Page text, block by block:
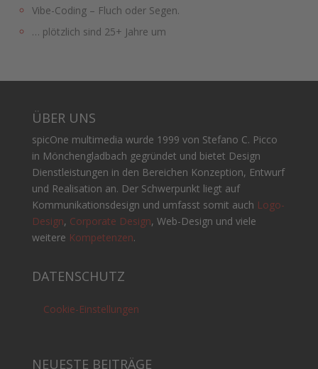
Vibe-Coding – Fluch oder Segen.
… plötzlich sind 25+ Jahre um
ÜBER UNS
spicOne multimedia wurde 1999 von Stefano C. Picco
in Mönchengladbach gegründet und bietet Design
Dienstleistungen in den Bereichen Konzeption, Entwurf
und Realisation an. Der Schwerpunkt liegt auf
Kommunikationsdesign und umfasst somit auch Logo-
Design, Corporate Design, Web-Design und viele
weitere Kompetenzen.
DATENSCHUTZ
Cookie-Einstellungen
NEUESTE BEITRÄGE